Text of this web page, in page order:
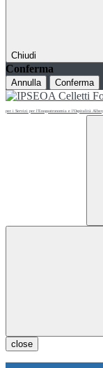
Chiudi
Conferma
Annulla Conferma
per i Servizi per l'Enogastronomia e l'Ospitalità
close